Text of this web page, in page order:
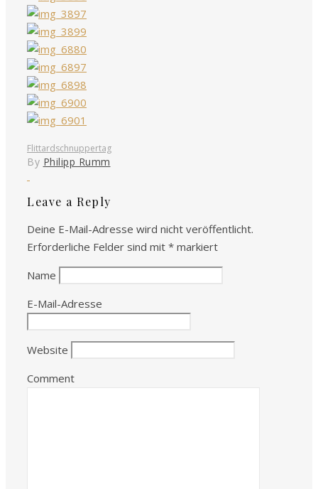
Flittardschnuppertag
By Philipp Rumm
Leave a Reply
Deine E-Mail-Adresse wird nicht veröffentlicht.
Erforderliche Felder sind mit * markiert
Name
E-Mail-Adresse
Website
Comment